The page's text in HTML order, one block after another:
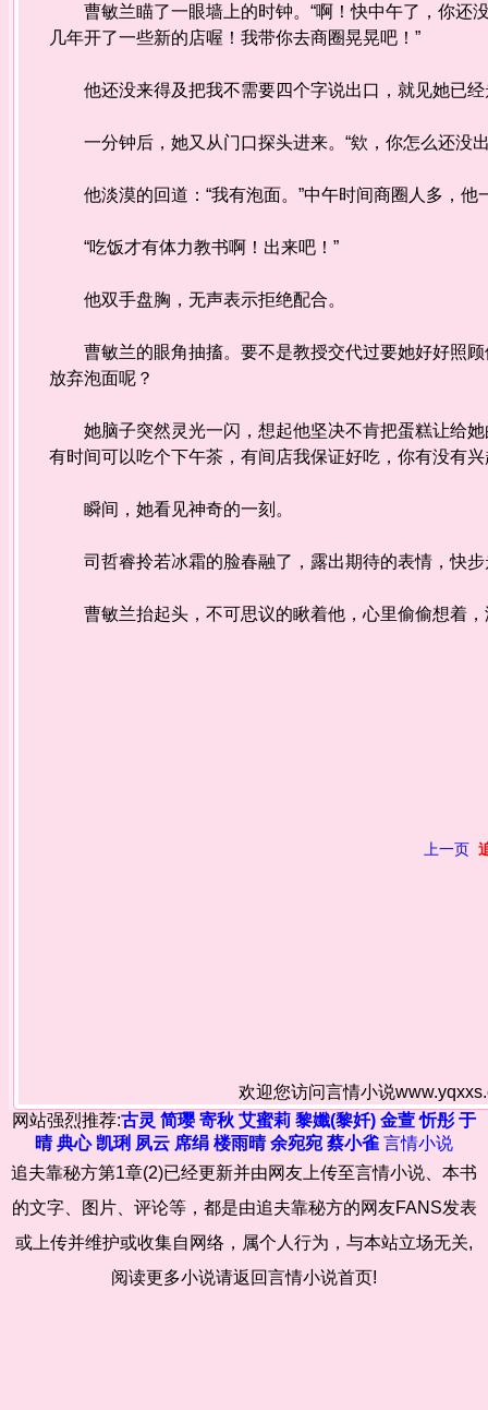
曹敏兰瞄了一眼墙上的时钟。“啊！快中午了，你还
几年开了一些新的店喔！我带你去商圈晃晃吧！”
他还没来得及把我不需要四个字说出口，就见她已经
一分钟后，她又从门口探头进来。“欸，你怎么还没
他淡漠的回道：“我有泡面。”中午时间商圈人多，他
“吃饭才有体力教书啊！出来吧！”
他双手盘胸，无声表示拒绝配合。
曹敏兰的眼角抽搐。要不是教授交代过要她好好照顾
放弃泡面呢？
她脑子突然灵光一闪，想起他坚决不肯把蛋糕让给她
有时间可以吃个下午茶，有间店我保证好吃，你有没有兴
瞬间，她看见神奇的一刻。
司哲睿拎若冰霜的脸春融了，露出期待的表情，快步
曹敏兰抬起头，不可思议的瞅着他，心里偷偷想着
上一页
欢迎您访问言情小说
网站强烈推荐:古灵 简璎 寄秋 艾蜜莉 黎孅(黎奷) 金萱 忻彤 于
晴 典心 凯琍 夙云 席绢 楼雨晴 余宛宛 蔡小雀 言情小说
追夫靠秘方第1章(2)已经更新并由网友上传至言情小说、本书
的文字、图片、评论等，都是由追夫靠秘方的网友FANS发表
或上传并维护或收集自网络，属个人行为，与本站立场无关,
阅读更多小说请返回言情小说首页!